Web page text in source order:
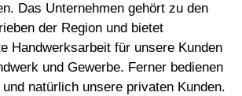
Das Unternehmen gehört zu den
der Region und bietet
Handwerksarbeit für unsere Kunden
und Gewerbe. Ferner bedienen
natürlich unsere privaten Kunden.